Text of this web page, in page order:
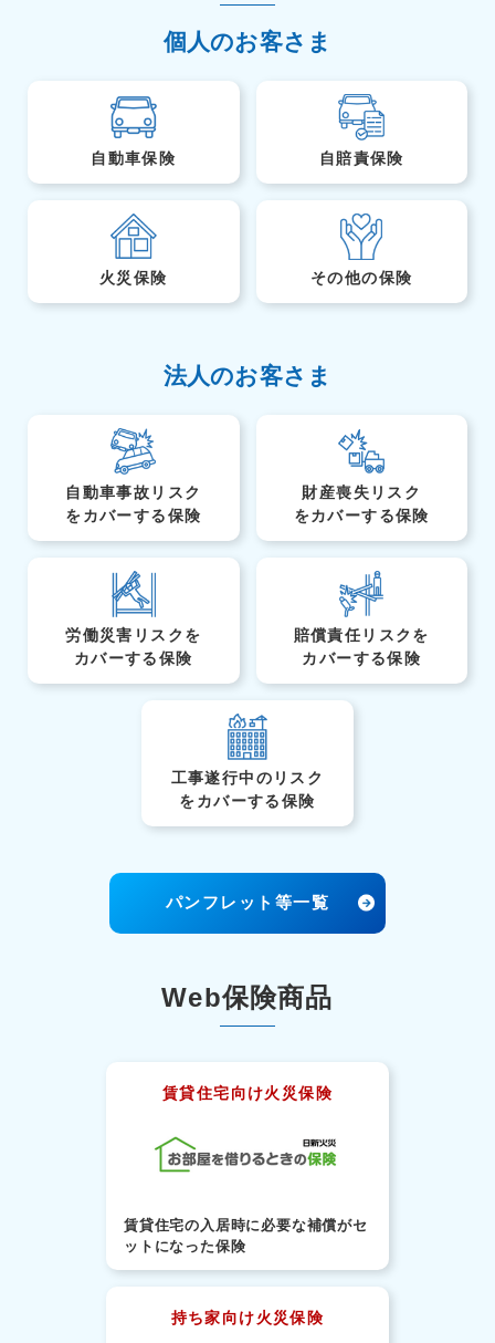
個人のお客さま
自動車保険 自賠責保険
火災保険 その他の保険
法人のお客さま
自動車事故リスク
をカバーする保険
財産喪失リスク
をカバーする保険
労働災害リスクを
カバーする保険
賠償責任リスクを
カバーする保険
工事遂行中のリスク
をカバーする保険
パンフレット等一覧
Web保険商品
賃貸住宅向け火災保険
賃貸住宅の入居時に必要な補償がセ
ットになった保険
持ち家向け火災保険